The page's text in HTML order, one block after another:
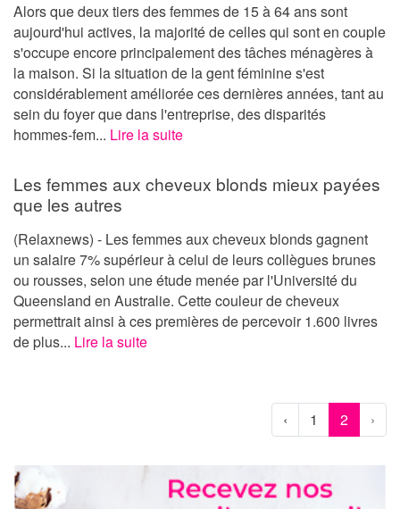
Alors que deux tiers des femmes de 15 à 64 ans sont
aujourd'hui actives, la majorité de celles qui sont en couple
s'occupe encore principalement des tâches ménagères à
la maison. Si la situation de la gent féminine s'est
considérablement améliorée ces dernières années, tant au
sein du foyer que dans l'entreprise, des disparités
hommes-fem... Lire la suite
Les femmes aux cheveux blonds mieux payées
que les autres
(Relaxnews) - Les femmes aux cheveux blonds gagnent
un salaire 7% supérieur à celui de leurs collègues brunes
ou rousses, selon une étude menée par l'Université du
Queensland en Australie. Cette couleur de cheveux
permettrait ainsi à ces premières de percevoir 1.600 livres
de plus... Lire la suite
‹ 1 2 ›